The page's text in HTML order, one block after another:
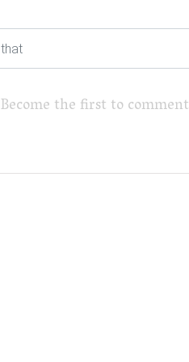
Become the first to comment